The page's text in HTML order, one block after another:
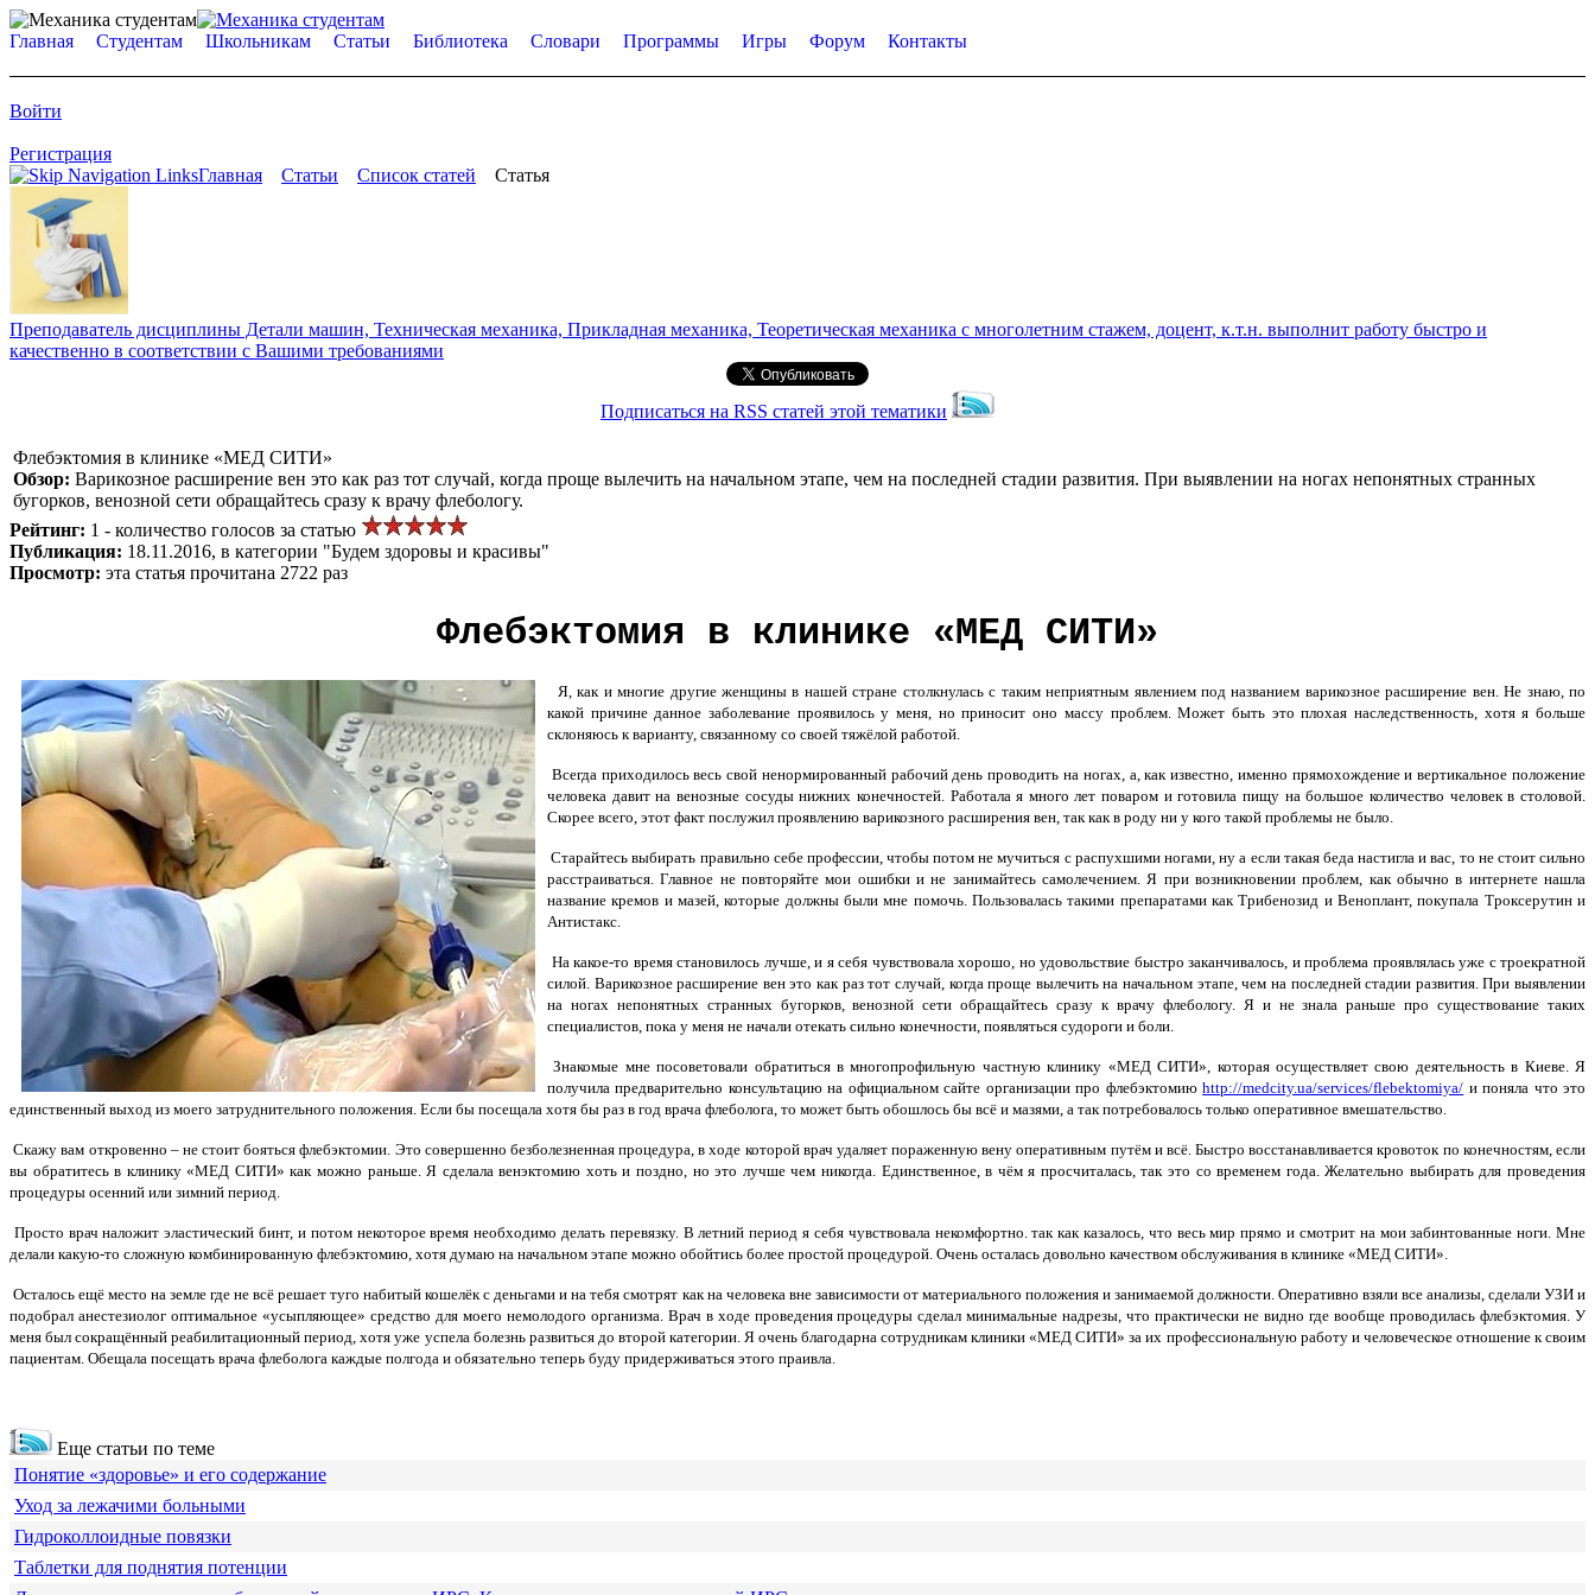
Главная Студентам Школьникам Статьи Библиотека Словари Программы Игры Форум Контакты
Войти
Регистрация
Главная
Статьи Список статей Статья
Преподаватель дисциплины Детали машин, Техническая механика, Прикладная механика, Теоретическая механика с многолетним стажем, доцент, к.т.н. выполнит работу быстро и
качественно в соответствии с Вашими требованиями
Подписаться на RSS статей этой тематики
Флебэктомия в клинике «МЕД СИТИ»
Обзор: Варикозное расширение вен это как раз тот случай, когда проще вылечить на начальном этапе, чем на последней стадии развития. При выявлении на ногах непонятных странных
бугорков, венозной сети обращайтесь сразу к врачу флебологу.
Рейтинг: 1 - количество голосов за статью
Публикация: 18.11.2016, в категории "Будем здоровы и красивы"
Просмотр: эта статья прочитана 2722 раз
Флебэктомия в клинике «МЕД СИТИ»
Я, как и многие другие женщины в нашей стране столкнулась с таким неприятным явлением под названием варикозное расширение вен. Не знаю, по
какой причине данное заболевание проявилось у меня, но приносит оно массу проблем. Может быть это плохая наследственность, хотя я больше
склоняюсь к варианту, связанному со своей тяжёлой работой.
Всегда приходилось весь свой ненормированный рабочий день проводить на ногах, а, как известно, именно прямохождение и вертикальное положение
человека давит на венозные сосуды нижних конечностей. Работала я много лет поваром и готовила пищу на большое количество человек в столовой.
Скорее всего, этот факт послужил проявлению варикозного расширения вен, так как в роду ни у кого такой проблемы не было.
Старайтесь выбирать правильно себе профессии, чтобы потом не мучиться с распухшими ногами, ну а если такая беда настигла и вас, то не стоит сильно
расстраиваться. Главное не повторяйте мои ошибки и не занимайтесь самолечением. Я при возникновении проблем, как обычно в интернете нашла
название кремов и мазей, которые должны были мне помочь. Пользовалась такими препаратами как Трибенозид и Веноплант, покупала Троксерутин и
Антистакс.
На какое-то время становилось лучше, и я себя чувствовала хорошо, но удовольствие быстро заканчивалось, и проблема проявлялась уже с троекратной
силой. Варикозное расширение вен это как раз тот случай, когда проще вылечить на начальном этапе, чем на последней стадии развития. При выявлении
на ногах непонятных странных бугорков, венозной сети обращайтесь сразу к врачу флебологу. Я и не знала раньше про существование таких
специалистов, пока у меня не начали отекать сильно конечности, появляться судороги и боли.
Знакомые мне посоветовали обратиться в многопрофильную частную клинику «МЕД СИТИ», которая осуществляет свою деятельность в Киеве. Я
получила предварительно консультацию на официальном сайте организации про флебэктомиюhttp://medcity.ua/services/flebektomiya/ и поняла что это
единственный выход из моего затруднительного положения. Если бы посещала хотя бы раз в год врача флеболога, то может быть обошлось бы всё и мазями, а так потребовалось только оперативное вмешательство.
Скажу вам откровенно – не стоит бояться флебэктомии. Это совершенно безболезненная процедура, в ходе которой врач удаляет пораженную вену оперативным путём и всё. Быстро восстанавливается кровоток по конечностям, если
вы обратитесь в клинику «МЕД СИТИ» как можно раньше. Я сделала венэктомию хоть и поздно, но это лучше чем никогда. Единственное, в чём я просчиталась, так это со временем года. Желательно выбирать для проведения
процедуры осенний или зимний период.
Просто врач наложит эластический бинт, и потом некоторое время необходимо делать перевязку. В летний период я себя чувствовала некомфортно. так как казалось, что весь мир прямо и смотрит на мои забинтованные ноги. Мне
делали какую-то сложную комбинированную флебэктомию, хотя думаю на начальном этапе можно обойтись более простой процедурой. Очень осталась довольно качеством обслуживания в клинике «МЕД СИТИ».
Осталось ещё место на земле где не всё решает туго набитый кошелёк с деньгами и на тебя смотрят как на человека вне зависимости от материального положения и занимаемой должности. Оперативно взяли все анализы, сделали УЗИ и
подобрал анестезиолог оптимальное «усыпляющее» средство для моего немолодого организма. Врач в ходе проведения процедуры сделал минимальные надрезы, что практически не видно где вообще проводилась флебэктомия. У
меня был сокращённый реабилитационный период, хотя уже успела болезнь развиться до второй категории. Я очень благодарна сотрудникам клиники «МЕД СИТИ» за их профессиональную работу и человеческое отношение к своим
пациентам. Обещала посещать врача флеболога каждые полгода и обязательно теперь буду придерживаться этого праивла.
Еще статьи по теме
Понятие «здоровье» и его содержание
Уход за лежачими больными
Гидроколлоидные повязки
Таблетки для поднятия потенции